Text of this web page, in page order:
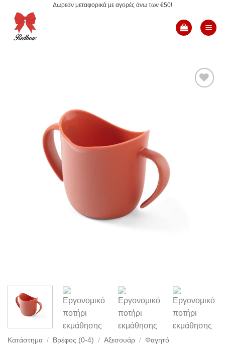
περιεχόμενο
Δωρεάν μεταφορικά με αγορές άνω των €50!
Κατάστημα / Βρέφος (0-4) / Αξεσουάρ / Φαγητό